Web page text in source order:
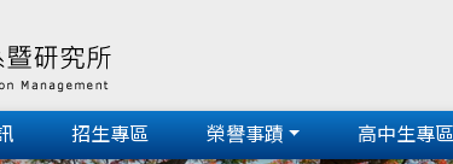
招生專區 榮譽事蹟 高中生專區